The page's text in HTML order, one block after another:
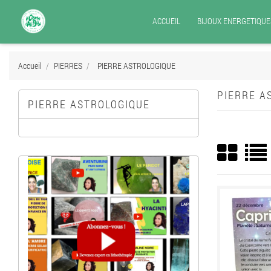
ACCUEIL BIJOUX
Accueil PIERRES PIERRE ASTROLOGIQUE
PIERRE ASTROLOGIQUE
PIERRE